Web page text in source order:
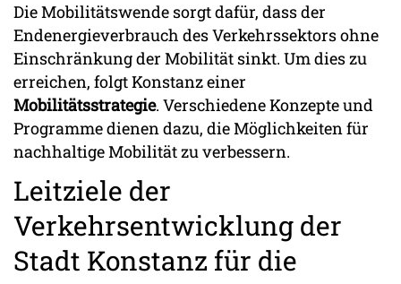
Die Mobilitätswende sorgt dafür, dass der
Endenergieverbrauch des Verkehrssektors ohne
Einschränkung der Mobilität sinkt. Um dies zu
erreichen, folgt Konstanz einer
Mobilitätsstrategie. Verschiedene Konzepte und
Programme dienen dazu, die Möglichkeiten für
nachhaltige Mobilität zu verbessern.
Leitziele der
Verkehrsentwicklung der
Stadt Konstanz für die